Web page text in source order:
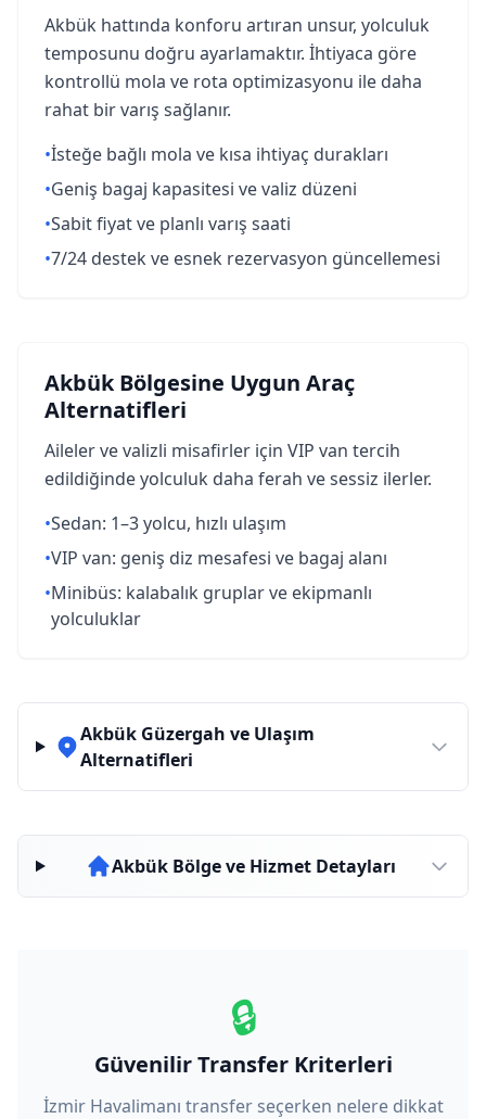
Akbük hattında konforu artıran unsur, yolculuk
temposunu doğru ayarlamaktır. İhtiyaca göre
kontrollü mola ve rota optimizasyonu ile daha
rahat bir varış sağlanır.
•İsteğe bağlı mola ve kısa ihtiyaç durakları
•Geniş bagaj kapasitesi ve valiz düzeni
•Sabit fiyat ve planlı varış saati
•7/24 destek ve esnek rezervasyon güncellemesi
Akbük Bölgesine Uygun Araç
Alternatifleri
Aileler ve valizli misafirler için VIP van tercih
edildiğinde yolculuk daha ferah ve sessiz ilerler.
•Sedan: 1–3 yolcu, hızlı ulaşım
•VIP van: geniş diz mesafesi ve bagaj alanı
•Minibüs: kalabalık gruplar ve ekipmanlı
yolculuklar
Akbük Güzergah ve Ulaşım
Alternatifleri
Akbük Bölge ve Hizmet Detayları
🔒
Güvenilir Transfer Kriterleri
İzmir Havalimanı transfer seçerken nelere dikkat